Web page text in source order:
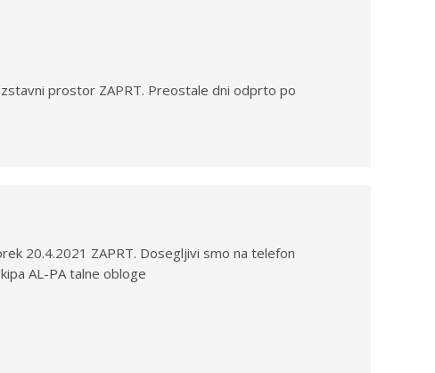
prostor ZAPRT. Preostale dni odprto po
20.4.2021 ZAPRT. Dosegljivi smo na telefon
AL-PA talne obloge